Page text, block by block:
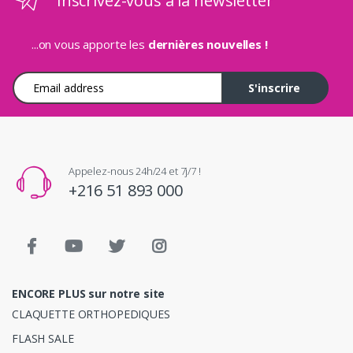
...on vous apporte les dernières nouvelles !
Adresse e-mail
S'inscrire
Appelez-nous 24h/24 et 7j/7 !
+216 51 893 000
ENCORE PLUS sur notre site
CLAQUETTE ORTHOPEDIQUES
FLASH SALE